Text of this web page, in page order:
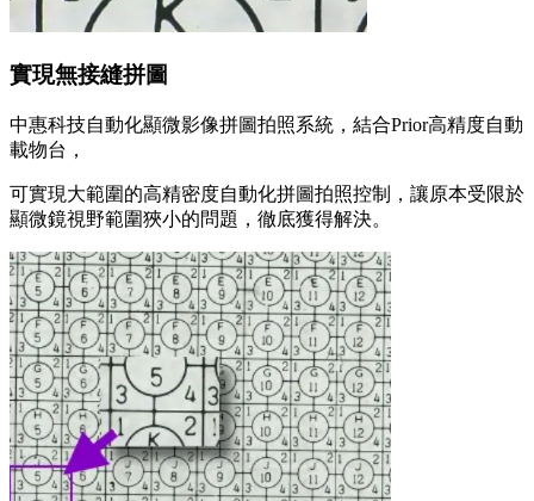
實現無接縫拼圖
中惠科技自動化顯微影像拼圖拍照系統，結合Prior高精度自動
載物台，
可實現大範圍的高精密度自動化拼圖拍照控制，讓原本受限於
顯微鏡視野範圍狹小的問題，徹底獲得解決。